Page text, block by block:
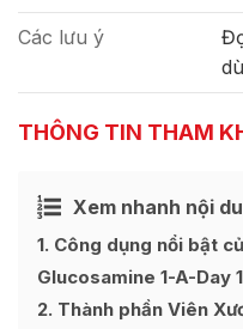
Các lưu ý
THÔNG TIN THAM
Xem nhanh nội
1 Công dụng nổi bật
Glucosamine 1-A-Day
2 Thành phần Viên